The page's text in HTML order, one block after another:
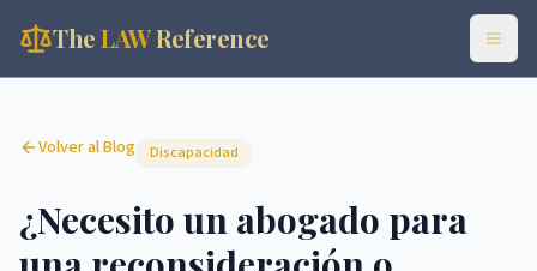
TheLAWReference
Volver al Blog Discapacidad
¿Necesito un abogado para